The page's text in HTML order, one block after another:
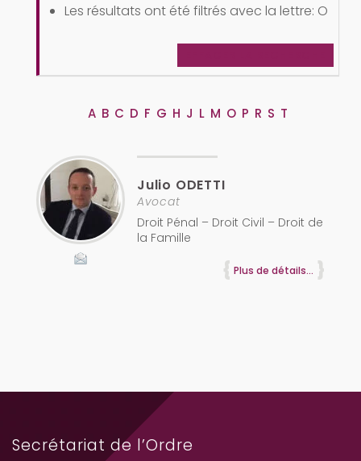
Les résultats ont été filtrés avec la lettre: O
A B C D F G H J L M O P R S T
Julio ODETTI
Avocat
Droit Pénal – Droit Civil – Droit de
la Famille
Plus de détails...
Secrétariat de l’Ordre